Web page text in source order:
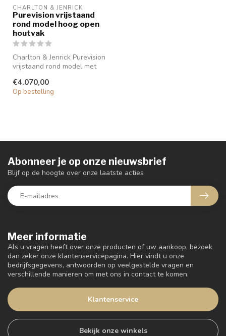
CHARLTON & JENRICK
Purevision vrijstaand
rond model hoog open
houtvak
Charlton & Jenrick Purevision
vrijstaand rond model met
De ro...
€4.070,00
Op bestelling
Meer informatie
Als u vragen heeft over onze producten of uw aankoop, bezoek
dan zeker onze klantenservicepagina. Hier vindt u onze
bedrijfsgegevens, antwoorden op veelgestelde vragen en
verschillende manieren om met ons in contact te komen.
Klantenservice
Bekijk onze winkels
Abonneer je op onze nieuwsbrief
Blijf op de hoogte over onze laatste acties